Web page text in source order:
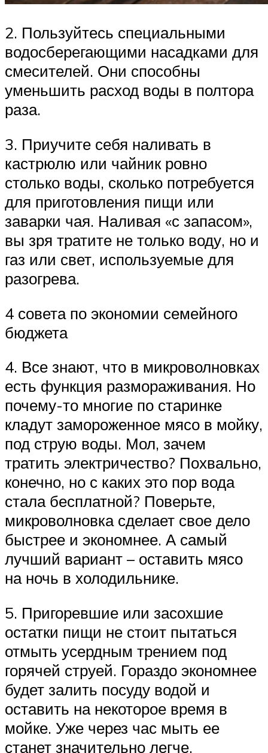
2. Пользуйтесь специальными
водосберегающими насадками для
смесителей. Они способны
уменьшить расход воды в полтора
раза.
3. Приучите себя наливать в
кастрюлю или чайник ровно
столько воды, сколько потребуется
для приготовления пищи или
заварки чая. Наливая «с запасом»,
вы зря тратите не только воду, но и
газ или свет, используемые для
разогрева.
4 совета по экономии семейного
бюджета
4. Все знают, что в микроволновках
есть функция размораживания. Но
почему-то многие по старинке
кладут замороженное мясо в мойку,
под струю воды. Мол, зачем
тратить электричество? Похвально,
конечно, но с каких это пор вода
стала бесплатной? Поверьте,
микроволновка сделает свое дело
быстрее и экономнее. А самый
лучший вариант – оставить мясо
на ночь в холодильнике.
5. Пригоревшие или засохшие
остатки пищи не стоит пытаться
отмыть усердным трением под
горячей струей. Гораздо экономнее
будет залить посуду водой и
оставить на некоторое время в
мойке. Уже через час мыть ее
станет значительно легче.